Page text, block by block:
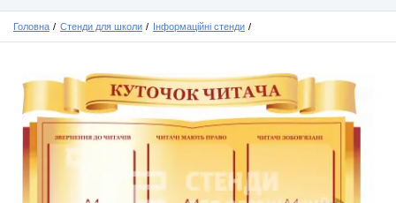
Головна Стенди для школи Інформаційні стенди